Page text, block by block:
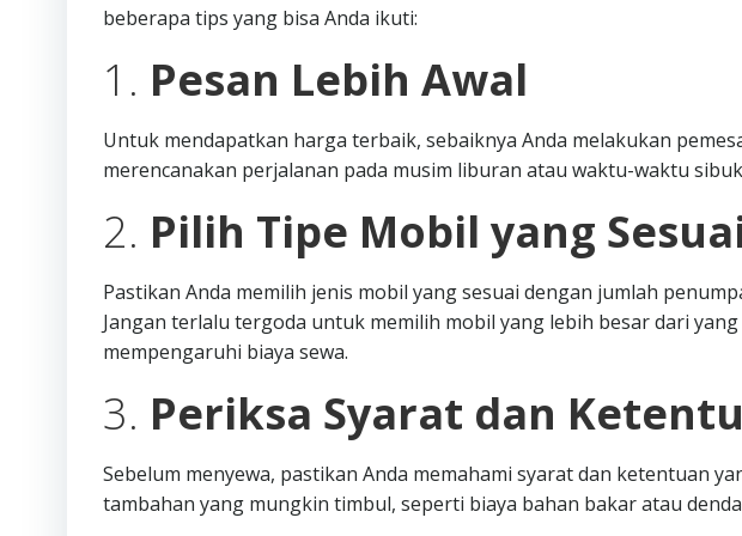
beberapa tips yang bisa Anda ikuti:
1. Pesan Lebih Awal
Untuk mendapatkan harga terbaik, sebaiknya Anda melakukan
merencanakan perjalanan pada musim liburan atau waktu-waktu
2. Pilih Tipe Mobil yang
Pastikan Anda memilih jenis mobil yang sesuai dengan jumlah
Jangan terlalu tergoda untuk memilih mobil yang lebih besar dari
mempengaruhi biaya sewa.
3. Periksa Syarat dan
Sebelum menyewa, pastikan Anda memahami syarat dan ketentuan
tambahan yang mungkin timbul, seperti biaya bahan bakar atau